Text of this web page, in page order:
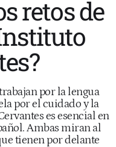
retos de
por la lengua
por el cuidado y la
es esencial en
Ambas miran al
tienen por delante